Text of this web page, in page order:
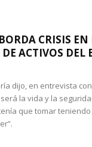
CRISIS EN
ACTIVOS DEL
dijo, en entrevista
la vida y la
que tomar